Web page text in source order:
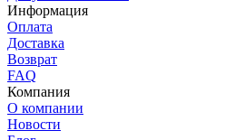
Информация
Оплата
Доставка
Возврат
FAQ
Компания
О компании
Новости